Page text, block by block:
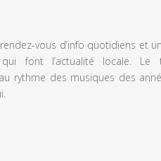
rendez-vous d’info quotidiens et
font l’actualité locale. Le
rythme des musiques des